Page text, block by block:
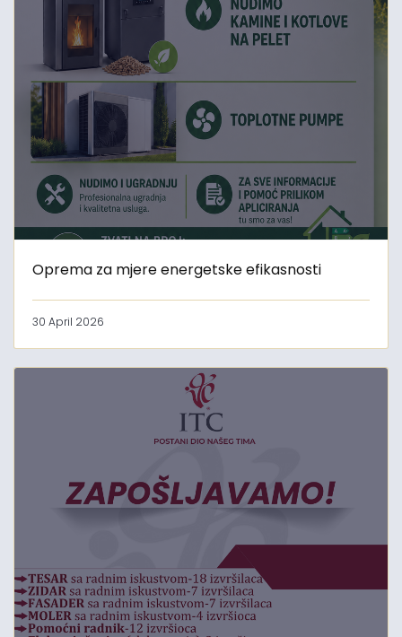
Oprema za mjere energetske efikasnosti
30 April 2026